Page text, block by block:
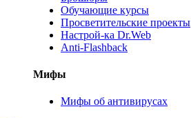
Обучающие курсы
Просветительские проекты
Настрой-ка Dr.Web
Anti-Flashback
Мифы
Мифы об антивирусах